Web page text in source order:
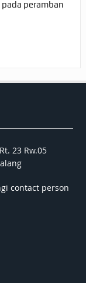
peramban
23 Rw.05
contact person